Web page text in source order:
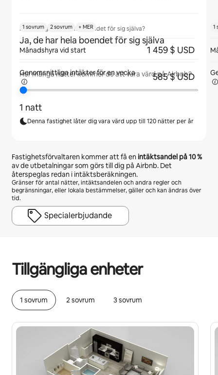
Kommer gäster att ha boendet för sig själva?
Ja, de har hela boendet för sig själva
Hur många nätter kommer du att vara värd på Airbnb?
1 natt
Denna fastighet låter dig vara värd upp till 120 nätter per år
Fastighetsförvaltaren kommer att få enintäktsandel på10 %
av de utbetalningar som görs till dig på Airbnb. Det
återspeglas redan i intäktsberäkningen.
Gränser för antal nätter, intäktsandelen och andra regler och
begränsningar, eller lokala bestämmelser, gäller och kan ändras över
tid.
Specialerbjudande
Tillgängliga enheter
1 sovrum 2 sovrum 3 sovrum
1 sovrum 2 sovrum + MER
Månadshyra vid start 1 459 $ USD
Genomsnittliga intäkter fören vecka 585 $ USD
1